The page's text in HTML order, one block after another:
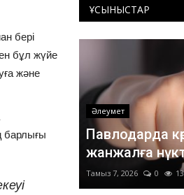
бері
бұл жүйе
және
барлығы
ҰСЫНЫСТАР
Әлеумет
Павлодарда
жанжалға
Тамыз 7, 2026 0